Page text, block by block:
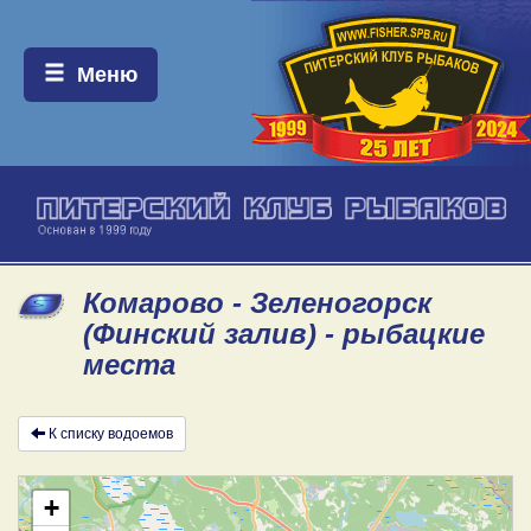
Меню:
Меню
Комарово - Зеленогорск
(Финский залив) - рыбацкие
места
К списку водоемов
+